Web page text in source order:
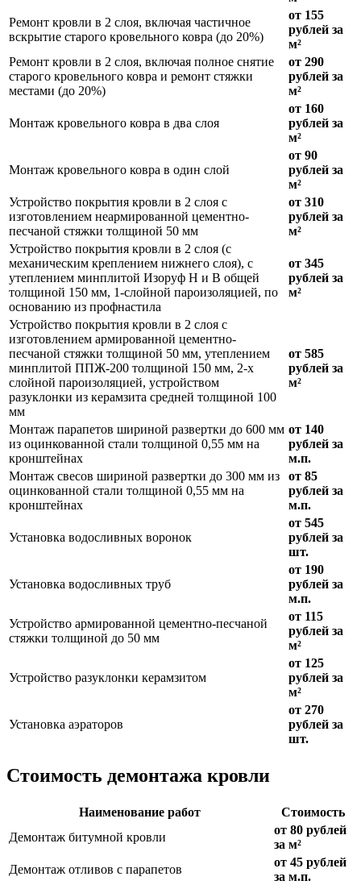
Ремонт кровли в 2 слоя, включая частичное
вскрытие старого кровельного ковра (до 20%)
от 155
рублей за
м²
Ремонт кровли в 2 слоя, включая полное снятие
старого кровельного ковра и ремонт стяжки
местами (до 20%)
от 290
рублей за
м²
Монтаж кровельного ковра в два слоя
от 160
рублей за
м²
Монтаж кровельного ковра в один слой
от 90
рублей за
м²
Устройство покрытия кровли в 2 слоя с
изготовлением неармированной цементно-
песчаной стяжки толщиной 50 мм
от 310
рублей за
м²
Устройство покрытия кровли в 2 слоя (с
механическим креплением нижнего слоя), с
утеплением минплитой Изоруф Н и В общей
толщиной 150 мм, 1-слойной пароизоляцией, по
основанию из профнастила
от 345
рублей за
м²
Устройство покрытия кровли в 2 слоя с
изготовлением армированной цементно-
песчаной стяжки толщиной 50 мм, утеплением
минплитой ППЖ-200 толщиной 150 мм, 2-х
слойной пароизоляцией, устройством
разуклонки из керамзита средней толщиной 100
мм
от 585
рублей за
м²
Монтаж парапетов шириной развертки до 600 мм
из оцинкованной стали толщиной 0,55 мм на
кронштейнах
от 140
рублей за
м.п.
Монтаж свесов шириной развертки до 300 мм из
оцинкованной стали толщиной 0,55 мм на
кронштейнах
от 85
рублей за
м.п.
Установка водосливных воронок
от 545
рублей за
шт.
Установка водосливных труб
от 190
рублей за
м.п.
Устройство армированной цементно-песчаной
стяжки толщиной до 50 мм
от 115
рублей за
м²
Устройство разуклонки керамзитом
от 125
рублей за
м²
Установка аэраторов
от 270
рублей за
шт.
Стоимость демонтажа кровли
Наименование работ
Стоимость
Демонтаж битумной кровли
от 80 рублей
за м²
Демонтаж отливов с парапетов
от 45 рублей
за м.п.